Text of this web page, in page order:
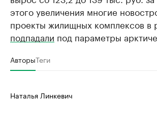
этого увеличения многие
проекты жилищных комплексов в
подпадали под параметры
АвторыТеги
Наталья Линкевич